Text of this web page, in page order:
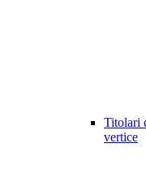
Titolari
vertice